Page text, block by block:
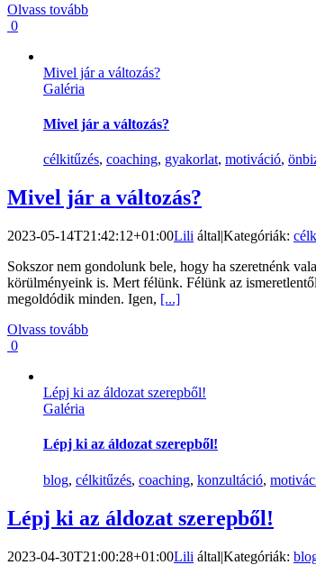
Olvass tovább
0
Mivel jár a változás?
Galéria
Mivel jár a változás?
célkitűzés, coaching, gyakorlat, motiváció,
Mivel jár a változás?
2023-05-14T21:42:12+01:00Lili által|Kategóriák:
Sokszor nem gondolunk bele, hogy ha szeretnénk
körülményeink is. Mert félünk. Félünk az
megoldódik minden. Igen, [...]
Olvass tovább
0
Lépj ki az áldozat szerepből!
Galéria
Lépj ki az áldozat szerepből!
blog, célkitűzés, coaching, konzultáció,
Lépj ki az áldozat szerepből!
2023-04-30T21:00:28+01:00Lili által|Kategóriák: